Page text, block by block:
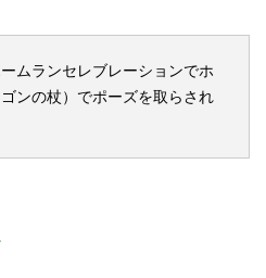
ムランセレブレーションでホ
ンの杖）でポーズを取らされ